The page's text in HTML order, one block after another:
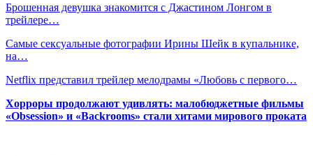
Брошенная девушка знакомится с Джастином Лонгом в
трейлере…
Самые сексуальные фотографии Ирины Шейк в купальнике,
на…
Netflix представил трейлер мелодрамы «Любовь с первого…
Хорроры продолжают удивлять: малобюджетные фильмы
«Obsession» и «Backrooms» стали хитами мирового проката